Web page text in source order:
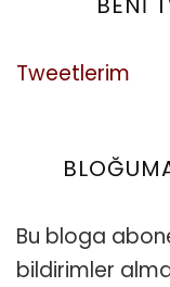
Tweetlerim
Bu bloga
bildirimler